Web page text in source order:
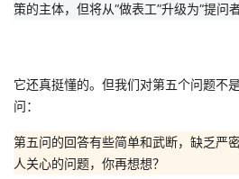
策的主体，但将从“做表工”升级为“提问者
它还真挺懂的。但我们对第五个问题不
问：
第五问的回答有些简单和武断，缺乏严
人关心的问题，你再想想？